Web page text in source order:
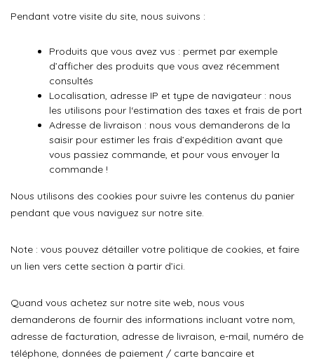
Pendant votre visite du site, nous suivons :
Produits que vous avez vus : permet par exemple
d’afficher des produits que vous avez récemment
consultés
Localisation, adresse IP et type de navigateur : nous
les utilisons pour l‘estimation des taxes et frais de port
Adresse de livraison : nous vous demanderons de la
saisir pour estimer les frais d’expédition avant que
vous passiez commande, et pour vous envoyer la
commande !
Nous utilisons des cookies pour suivre les contenus du panier
pendant que vous naviguez sur notre site.
Note : vous pouvez détailler votre politique de cookies, et faire
un lien vers cette section à partir d’ici.
Quand vous achetez sur notre site web, nous vous
demanderons de fournir des informations incluant votre nom,
adresse de facturation, adresse de livraison, e-mail, numéro de
téléphone, données de paiement / carte bancaire et